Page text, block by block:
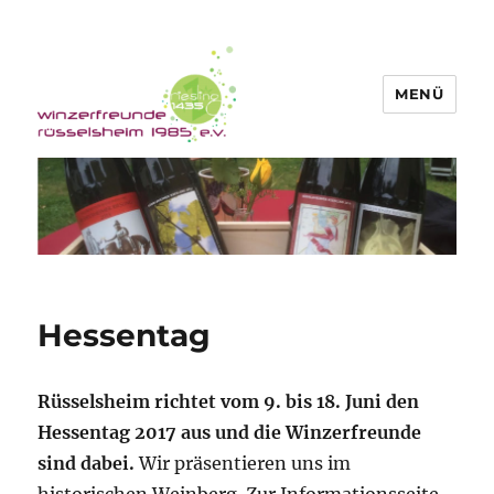
Winzerfreunde Rüsselsheim 1985
e.V.
MENÜ
Hessentag
Rüsselsheim richtet vom 9. bis 18. Juni den
Hessentag 2017 aus und die Winzerfreunde
sind dabei. Wir präsentieren uns im